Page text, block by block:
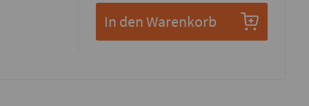
In den Warenkorb